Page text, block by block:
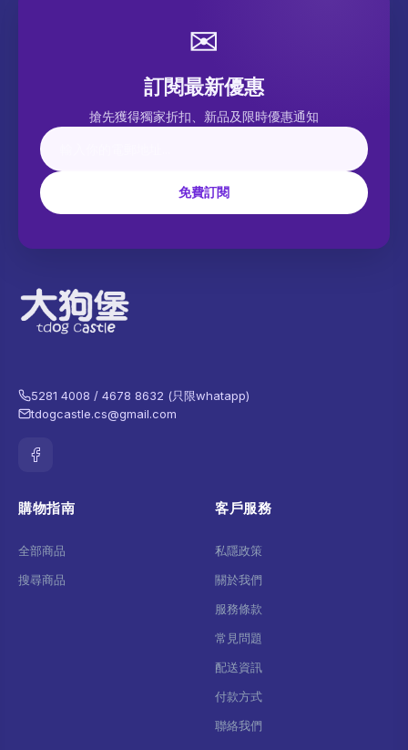
✉
訂閱最新優惠
搶先獲得獨家折扣、新品及限時優惠通知
免費訂閱
5281 4008 / 4678 8632 (只限whatapp)
tdogcastle.cs@gmail.com
購物指南
全部商品
搜尋商品
客戶服務
私隱政策
關於我們
服務條款
常見問題
配送資訊
付款方式
聯絡我們